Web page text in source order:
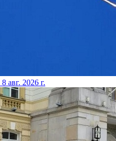
8 авг. 2026 г.